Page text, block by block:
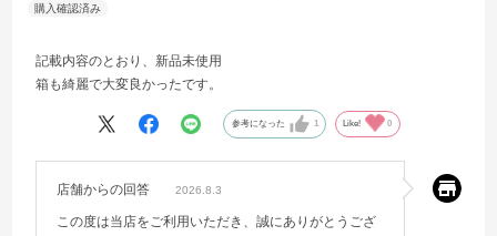
記載内容のとおり、新品未使用
箱も綺麗で大変良かったです。
参考になった 1 Like! 0
店舗からの回答 2026.8.3
この度は当店をご利用いただき、誠にありがとうござ